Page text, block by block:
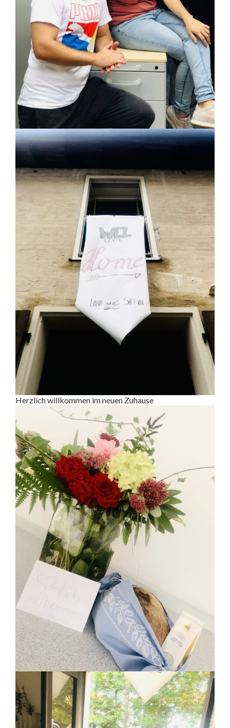
Herzlich willkommen im neuen Zuhause